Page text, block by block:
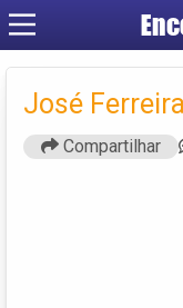
José
Compartilhar